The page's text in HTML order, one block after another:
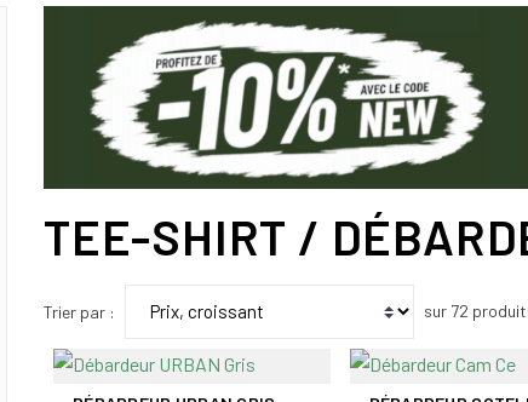
TEE-SHIRT /
Trier par : sur 72